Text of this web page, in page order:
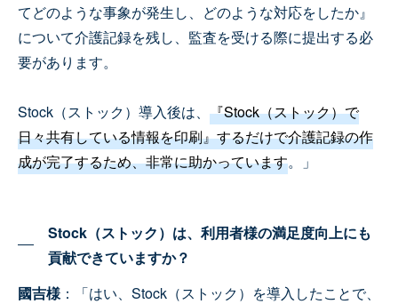
てどのような事象が発生し、どのような対応をしたか』
について介護記録を残し、監査を受ける際に提出する必
要があります。
Stock（ストック）導入後は、 『Stock（ストック）で
日々共有している情報を印刷』するだけで介護記録の作
成が完了するため、非常に助かっています。」
Stock（ストック）は、利用者様の満足度向上にも
貢献できていますか？
國吉様：「はい、Stock（ストック）を導入したことで、